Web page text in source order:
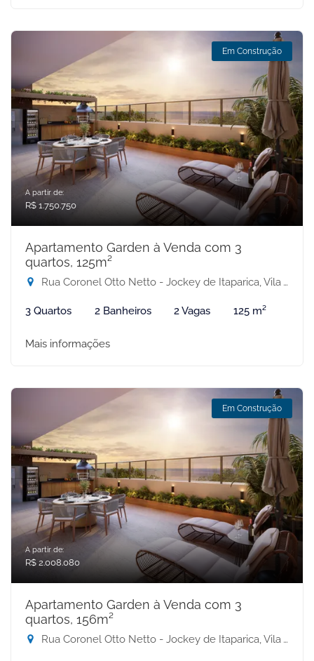
Em Construção
A partir de:
R$ 1.750.750
Apartamento Garden à Venda com 3
quartos, 125m²
Rua Coronel Otto Netto - Jockey de Itaparica, Vila Velha-ES
3 Quartos 2 Banheiros 2 Vagas 125 m²
Mais informações
Em Construção
A partir de:
R$ 2.008.080
Apartamento Garden à Venda com 3
quartos, 156m²
Rua Coronel Otto Netto - Jockey de Itaparica, Vila Velha-ES